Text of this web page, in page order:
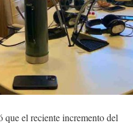
el reciente incremento del